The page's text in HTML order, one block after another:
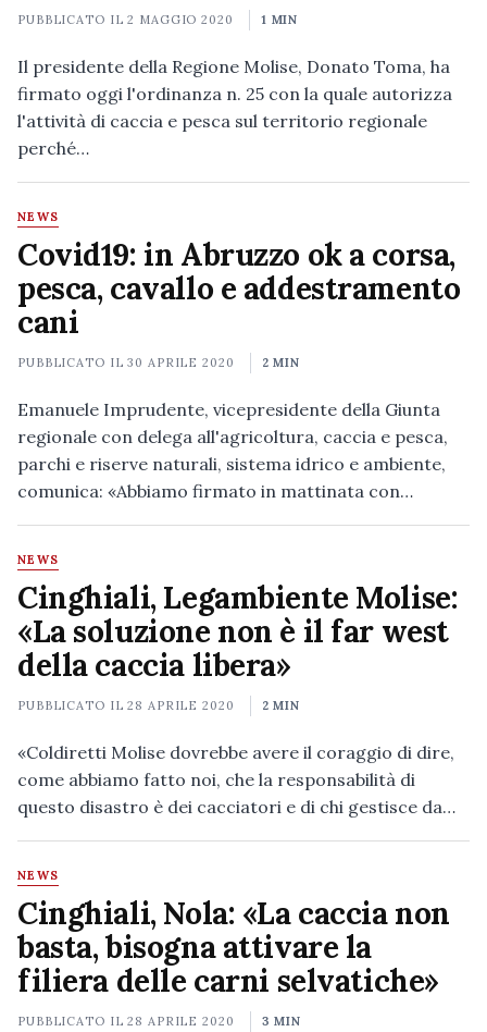
PUBBLICATO IL2 MAGGIO 2020 1 MIN
Il presidente della Regione Molise, Donato Toma, ha
firmato oggi l'ordinanza n. 25 con la quale autorizza
l'attività di caccia e pesca sul territorio regionale
perché…
NEWS
Covid19: in Abruzzo ok a corsa,
pesca, cavallo e addestramento
cani
PUBBLICATO IL30 APRILE 2020 2 MIN
Emanuele Imprudente, vicepresidente della Giunta
regionale con delega all'agricoltura, caccia e pesca,
parchi e riserve naturali, sistema idrico e ambiente,
comunica: «Abbiamo firmato in mattinata con…
NEWS
Cinghiali, Legambiente Molise:
«La soluzione non è il far west
della caccia libera»
PUBBLICATO IL28 APRILE 2020 2 MIN
«Coldiretti Molise dovrebbe avere il coraggio di dire,
come abbiamo fatto noi, che la responsabilità di
questo disastro è dei cacciatori e di chi gestisce da…
NEWS
Cinghiali, Nola: «La caccia non
basta, bisogna attivare la
filiera delle carni selvatiche»
PUBBLICATO IL28 APRILE 2020 3 MIN